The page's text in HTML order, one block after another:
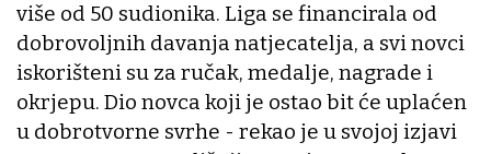
više od 50 sudionika. Liga se financirala od
dobrovoljnih davanja natjecatelja, a svi novci
iskorišteni su za ručak, medalje, nagrade i
okrjepu. Dio novca koji je ostao bit će uplaćen
u dobrotvorne svrhe - rekao je u svojoj izjavi